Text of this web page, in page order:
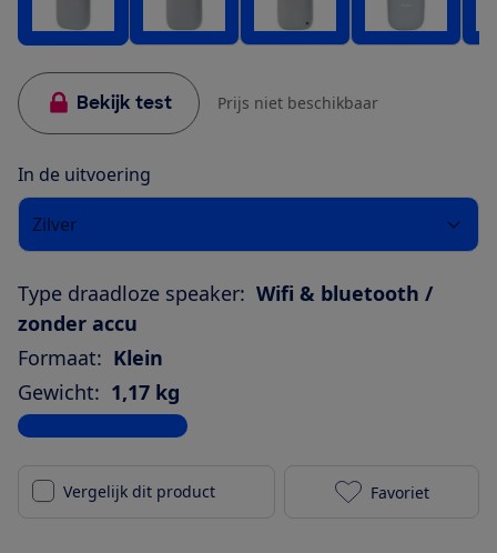
Bekijk test Prijs niet beschikbaar
In de uitvoering
Zilver
Type draadloze speaker: Wifi & bluetooth /
zonder accu
Formaat: Klein
Gewicht: 1,17 kg
Bekijk alle specificaties
Vergelijk dit product Google Nest
Favoriet